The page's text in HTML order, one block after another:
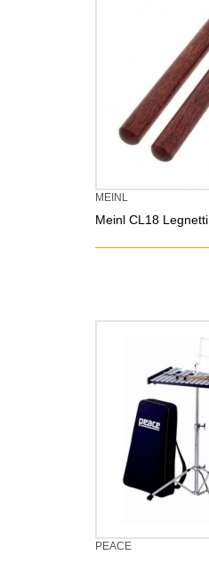
MEINL
Meinl CL18 Legnetti
PEACE